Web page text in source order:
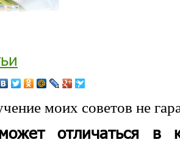
моих советов не
отличаться в